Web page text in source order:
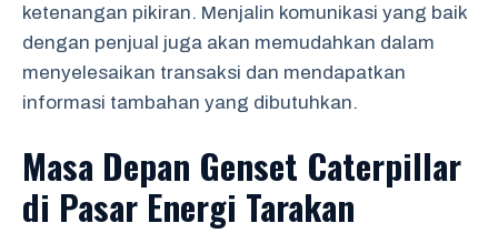
ketenangan pikiran. Menjalin komunikasi yang baik
dengan penjual juga akan memudahkan dalam
menyelesaikan transaksi dan mendapatkan
informasi tambahan yang dibutuhkan.
Masa Depan Genset Caterpillar
di Pasar Energi Tarakan